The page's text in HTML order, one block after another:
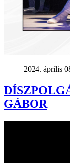
2024. április
GÁBOR